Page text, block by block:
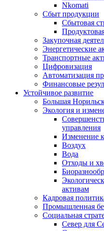
Nkomati
Сбыт продукции
Сбытовая
Закупочная
Энергетические
Транспортные
Цифровизация
Автоматизация
Финансовые
Устойчивое развитие
Большая
Экология и
управления
Изменение
Воздух
Вода
Отходы и
активам
Кадровая
Промышленная
Социальная
Север для